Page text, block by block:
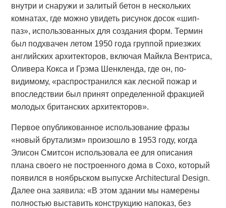
внутри и снаружи и залитый бетон в нескольких
комнатах, где можно увидеть рисунок досок «шип-
паз», использованных для создания форм. Термин
был подхвачен летом 1950 года группой приезжих
английских архитекторов, включая Майкла Вентриса,
Оливера Кокса и Грэма Шенкленда, где он, по-
видимому, «распространился как лесной пожар и
впоследствии был принят определенной фракцией
молодых британских архитекторов».
Первое опубликованное использование фразы
«новый брутализм» произошло в 1953 году, когда
Элисон Смитсон использовала ее для описания
плана своего не построенного дома в Сохо, который
появился в ноябрьском выпуске Architectural Design.
Далее она заявила: «В этом здании мы намерены
полностью выставить конструкцию напоказ, без